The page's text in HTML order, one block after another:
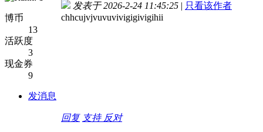
博币
13
活跃度
3
现金券
9
发消息
发表于 2026-2-24 11:45:25 | 只看该作者
chhcujvjvuvuvivigigivigihii
回复 支持 反对